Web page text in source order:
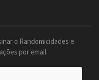
o Randomicidades e
por email.